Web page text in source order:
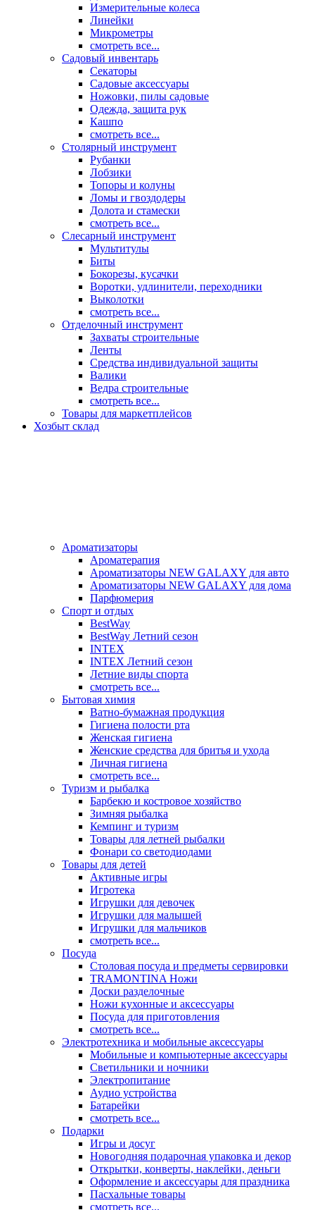
Измерительные колеса
Линейки
Микрометры
смотреть все...
Садовый инвентарь
Секаторы
Садовые аксессуары
Ножовки, пилы садовые
Одежда, защита рук
Кашпо
смотреть все...
Столярный инструмент
Рубанки
Лобзики
Топоры и колуны
Ломы и гвоздодеры
Долота и стамески
смотреть все...
Слесарный инструмент
Мультитулы
Биты
Бокорезы, кусачки
Воротки, удлинители, переходники
Выколотки
смотреть все...
Отделочный инструмент
Захваты строительные
Ленты
Средства индивидуальной защиты
Валики
Ведра строительные
смотреть все...
Товары для маркетплейсов
Хозбыт склад
Ароматизаторы
Ароматерапия
Ароматизаторы NEW GALAXY для авто
Ароматизаторы NEW GALAXY для дома
Парфюмерия
Спорт и отдых
BestWay
BestWay Летний сезон
INTEX
INTEX Летний сезон
Летние виды спорта
смотреть все...
Бытовая химия
Ватно-бумажная продукция
Гигиена полости рта
Женская гигиена
Женские средства для бритья и ухода
Личная гигиена
смотреть все...
Туризм и рыбалка
Барбекю и костровое хозяйство
Зимняя рыбалка
Кемпинг и туризм
Товары для летней рыбалки
Фонари со светодиодами
Товары для детей
Активные игры
Игротека
Игрушки для девочек
Игрушки для малышей
Игрушки для мальчиков
смотреть все...
Посуда
Столовая посуда и предметы сервировки
TRAMONTINA Ножи
Доски разделочные
Ножи кухонные и аксессуары
Посуда для приготовления
смотреть все...
Электротехника и мобильные аксессуары
Мобильные и компьютерные аксессуары
Светильники и ночники
Электропитание
Аудио устройства
Батарейки
смотреть все...
Подарки
Игры и досуг
Новогодняя подарочная упаковка и декор
Открытки, конверты, наклейки, деньги
Оформление и аксессуары для праздника
Пасхальные товары
смотреть все...